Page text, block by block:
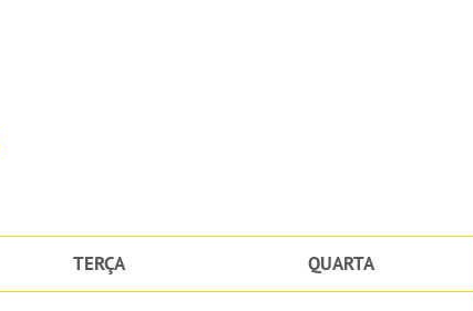
TERÇA QUARTA